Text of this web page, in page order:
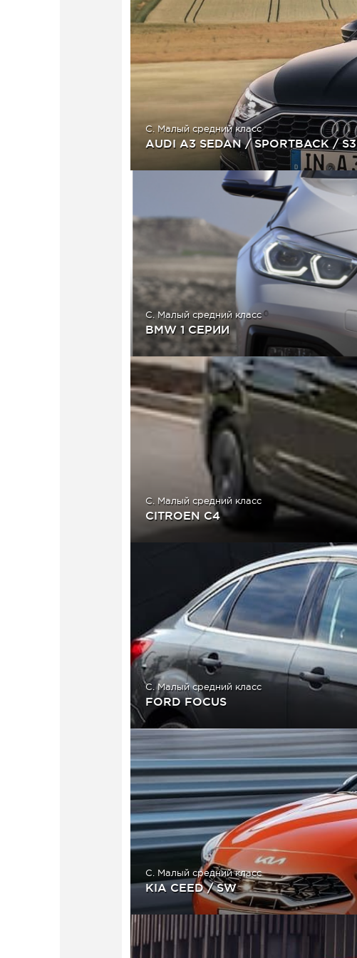
C. Малый средний класс
AUDI A3 SEDAN / SPORTBACK / S3
C. Малый средний класс
BMW 1 СЕРИИ
C. Малый средний класс
CITROEN C4
C. Малый средний класс
FORD FOCUS
C. Малый средний класс
KIA CEED / SW